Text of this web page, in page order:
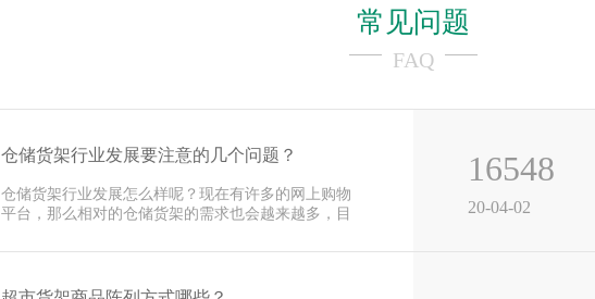
常见问题
FAQ
仓储货架行业发展要注意的几个问题？
仓储货架行业发展怎么样呢？现在有许多的网上购物
平台，那么相对的仓储货架的需求也会越来越多，目
16548
20-04-02